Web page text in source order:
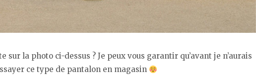
sur la photo ci-dessus ? Je peux vous garantir qu’avant je n’aurais
ce type de pantalon en magasin